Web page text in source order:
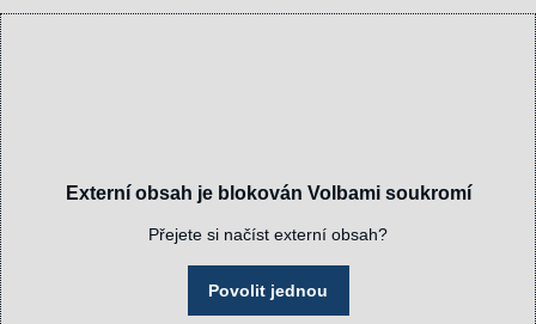
Externí obsah je blokován Volbami soukromí
Přejete si načíst externí obsah?
Povolit jednou